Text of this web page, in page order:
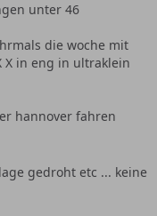
unter 46
die woche mit
X in eng in ultraklein
hannover fahren
gedroht etc ... keine